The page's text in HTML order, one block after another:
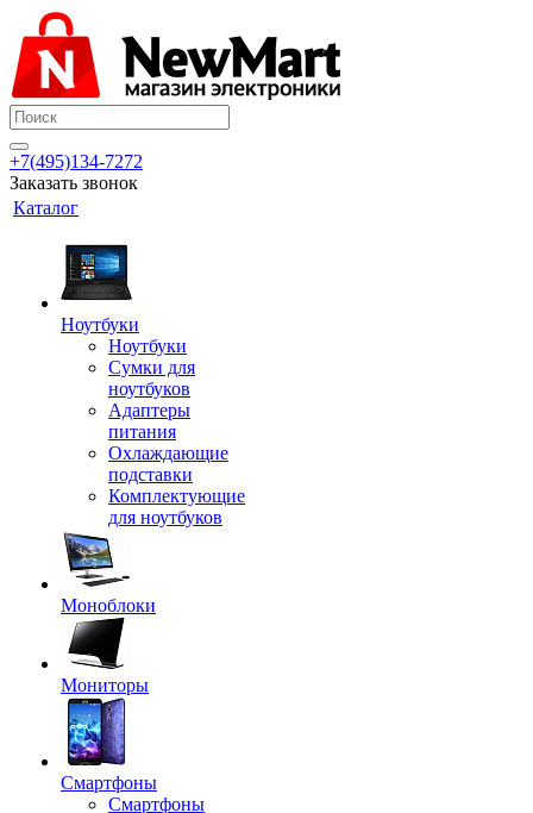
+7(495)134-7272
Заказать звонок
Каталог
Ноутбуки
Ноутбуки
Сумки для
ноутбуков
Адаптеры
питания
Охлаждающие
подставки
Комплектующие
для ноутбуков
Моноблоки
Мониторы
Смартфоны
Смартфоны